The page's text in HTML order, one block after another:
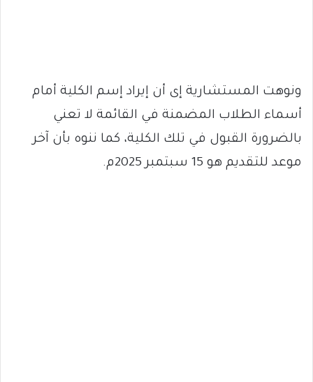
ونوهت المستشارية إى أن إيراد إسم الكلية أمام
أسماء الطلاب المضمنة في القائمة لا تعني
بالضرورة القبول في تلك الكلية، كما ننوه بأن آخر
موعد للتقديم هو 15 سبتمبر 2025م.